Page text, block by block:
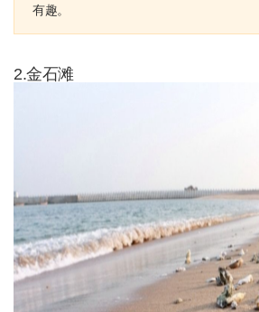
有趣。
2.金石滩